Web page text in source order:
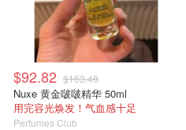
$92.82 $163.48
Nuxe 黄金啵啵精华 50ml
用完容光焕发！气血感十足
Perfumes Club